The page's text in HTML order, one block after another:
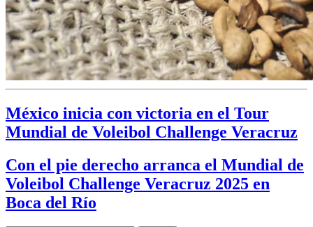
México inicia con victoria en el Tour
Mundial de Voleibol Challenge Veracruz
Con el pie derecho arranca el Mundial de
Voleibol Challenge Veracruz 2025 en
Boca del Río